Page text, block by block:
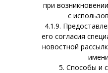
при
с
4.1.9.
его согласия
новостной
5. Способы и